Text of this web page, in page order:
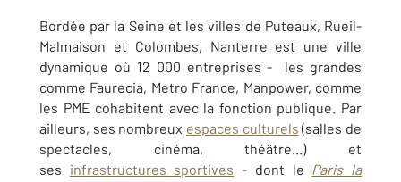
Bordée par la Seine et les villes de Puteaux, Rueil-
Malmaison et Colombes, Nanterre est une ville
dynamique où 12 000 entreprises - les grandes
comme Faurecia, Metro France, Manpower, comme
les PME cohabitent avec la fonction publique. Par
ailleurs, ses nombreux espaces culturels (salles de
spectacles, cinéma, théâtre...) et
ses infrastructures sportives - dont le Paris la